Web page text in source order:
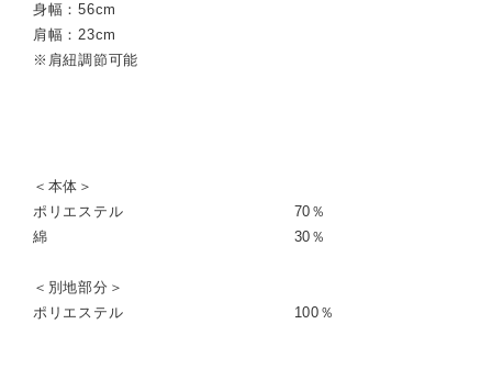
身幅：56cm
肩幅：23cm
※肩紐調節可能
＜本体＞
ポリエステル 70％
綿 30％
＜別地部分＞
ポリエステル 100％